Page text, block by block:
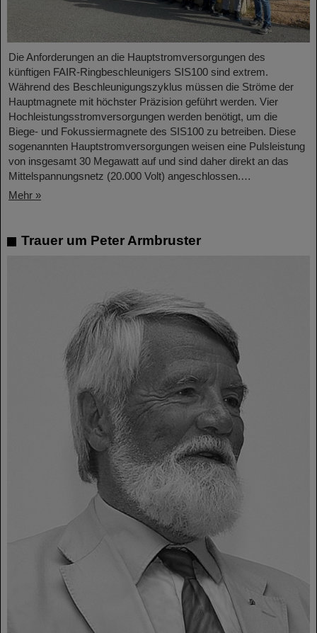
Die Anforderungen an die Hauptstromversorgungen des
künftigen FAIR-Ringbeschleunigers SIS100 sind extrem.
Während des Beschleunigungszyklus müssen die Ströme der
Hauptmagnete mit höchster Präzision geführt werden. Vier
Hochleistungsstromversorgungen werden benötigt, um die
Biege- und Fokussiermagnete des SIS100 zu betreiben. Diese
sogenannten Hauptstromversorgungen weisen eine Pulsleistung
von insgesamt 30 Megawatt auf und sind daher direkt an das
Mittelspannungsnetz (20.000 Volt) angeschlossen.…
Mehr »
Trauer um Peter Armbruster